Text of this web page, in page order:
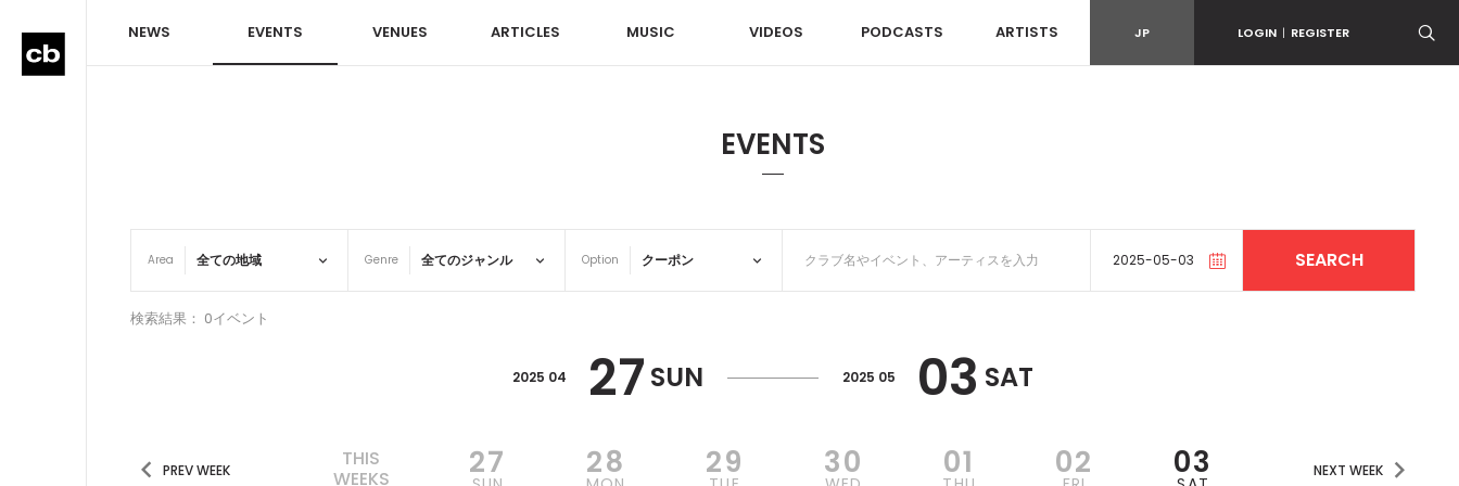
NEWS EVENTS VENUES ARTICLES MUSIC VIDEOS PODCASTS ARTISTS JP LOGIN | REGISTER
EVENTS
Area Genre Option
検索結果： 0イベント
2025 04 27 SUN 2025 05 03 SAT
PREV WEEK
THIS
WEEKS
27 28 29 30 01 02 03 NEXT WEEK